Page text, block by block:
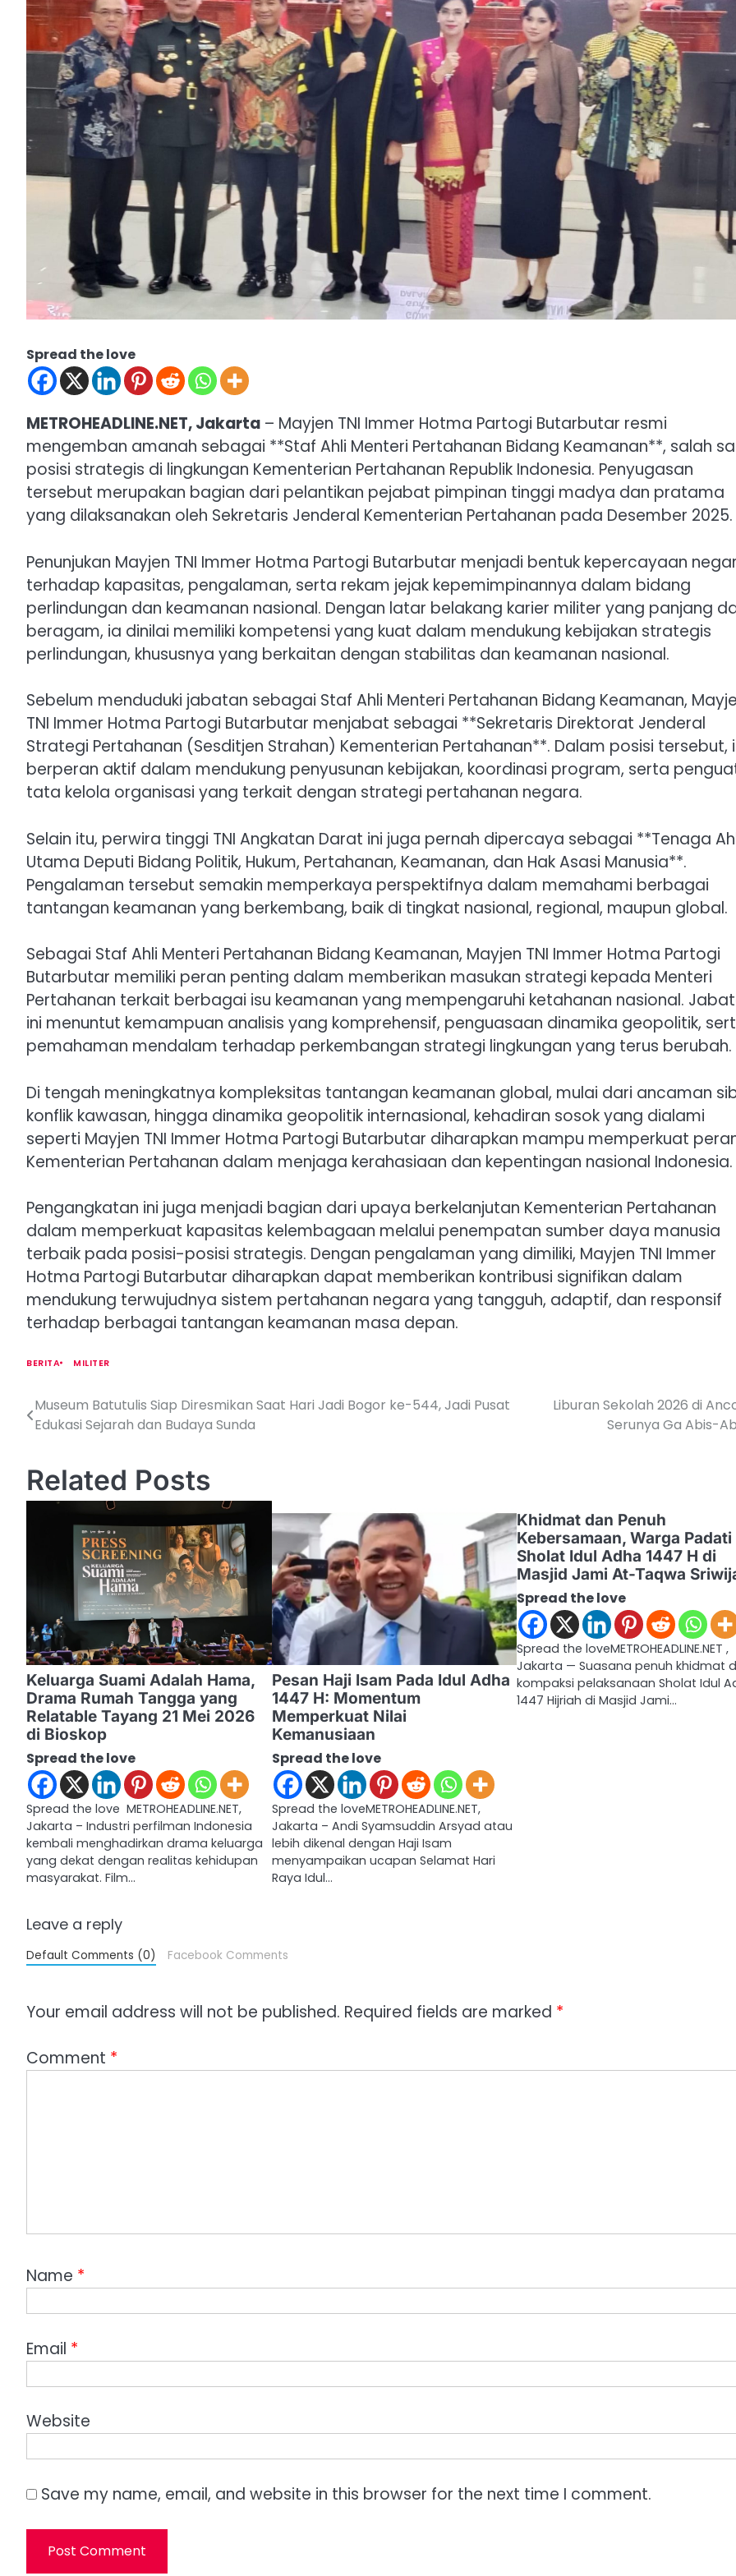
Spread the love
METROHEADLINE.NET, Jakarta – Mayjen TNI Immer Hotma Partogi Butarbutar resmi
mengemban amanah sebagai **Staf Ahli Menteri Pertahanan Bidang Keamanan**, salah
posisi strategis di lingkungan Kementerian Pertahanan Republik Indonesia. Penyugasan
tersebut merupakan bagian dari pelantikan pejabat pimpinan tinggi madya dan pratama
yang dilaksanakan oleh Sekretaris Jenderal Kementerian Pertahanan pada Desember 2025.
Penunjukan Mayjen TNI Immer Hotma Partogi Butarbutar menjadi bentuk kepercayaan
terhadap kapasitas, pengalaman, serta rekam jejak kepemimpinannya dalam bidang
perlindungan dan keamanan nasional. Dengan latar belakang karier militer yang panjang
beragam, ia dinilai memiliki kompetensi yang kuat dalam mendukung kebijakan strategis
perlindungan, khususnya yang berkaitan dengan stabilitas dan keamanan nasional.
Sebelum menduduki jabatan sebagai Staf Ahli Menteri Pertahanan Bidang Keamanan,
TNI Immer Hotma Partogi Butarbutar menjabat sebagai **Sekretaris Direktorat Jenderal
Strategi Pertahanan (Sesditjen Strahan) Kementerian Pertahanan**. Dalam posisi tersebut,
berperan aktif dalam mendukung penyusunan kebijakan, koordinasi program, serta
tata kelola organisasi yang terkait dengan strategi pertahanan negara.
Selain itu, perwira tinggi TNI Angkatan Darat ini juga pernah dipercaya sebagai **Tenaga
Utama Deputi Bidang Politik, Hukum, Pertahanan, Keamanan, dan Hak Asasi Manusia**.
Pengalaman tersebut semakin memperkaya perspektifnya dalam memahami berbagai
tantangan keamanan yang berkembang, baik di tingkat nasional, regional, maupun global.
Sebagai Staf Ahli Menteri Pertahanan Bidang Keamanan, Mayjen TNI Immer Hotma Partogi
Butarbutar memiliki peran penting dalam memberikan masukan strategi kepada Menteri
Pertahanan terkait berbagai isu keamanan yang mempengaruhi ketahanan nasional.
ini menuntut kemampuan analisis yang komprehensif, penguasaan dinamika geopolitik,
pemahaman mendalam terhadap perkembangan strategi lingkungan yang terus berubah.
Di tengah meningkatnya kompleksitas tantangan keamanan global, mulai dari ancaman
konflik kawasan, hingga dinamika geopolitik internasional, kehadiran sosok yang dialami
seperti Mayjen TNI Immer Hotma Partogi Butarbutar diharapkan mampu memperkuat
Kementerian Pertahanan dalam menjaga kerahasiaan dan kepentingan nasional Indonesia.
Pengangkatan ini juga menjadi bagian dari upaya berkelanjutan Kementerian Pertahanan
dalam memperkuat kapasitas kelembagaan melalui penempatan sumber daya manusia
terbaik pada posisi-posisi strategis. Dengan pengalaman yang dimiliki, Mayjen TNI Immer
Hotma Partogi Butarbutar diharapkan dapat memberikan kontribusi signifikan dalam
mendukung terwujudnya sistem pertahanan negara yang tangguh, adaptif, dan responsif
terhadap berbagai tantangan keamanan masa depan.
BERITA MILITER
P
s
t
g
a
t
i
o
n
Museum Batutulis Siap Diresmikan Saat Hari Jadi Bogor ke-544, Jadi Pusat
Edukasi Sejarah dan Budaya Sunda
Liburan Sekolah 2026 di
Serunya Ga Abis-
Related Posts
Keluarga Suami Adalah Hama,
Drama Rumah Tangga yang
Relatable Tayang 21 Mei 2026
di Bioskop
Spread the love
Spread the love METROHEADLINE.NET,
Jakarta – Industri perfilman Indonesia
kembali menghadirkan drama keluarga
yang dekat dengan realitas kehidupan
masyarakat. Film…
‎Pesan Haji Isam Pada Idul Adha
1447 H: Momentum
Memperkuat Nilai
Kemanusiaan
Spread the love
Spread the loveMETROHEADLINE.NET,
Jakarta – Andi Syamsuddin Arsyad atau
lebih dikenal dengan Haji Isam
menyampaikan ucapan Selamat Hari
Raya Idul…
Khidmat dan Penuh
Kebersamaan, Warga Padati
Sholat Idul Adha 1447 H di
Masjid Jami At-Taqwa
Spread the love
Spread the loveMETROHEADLINE.NET ,
Jakarta — Suasana penuh khidmat
kompaksi pelaksanaan Sholat Idul
1447 Hijriah di Masjid Jami…
Leave a reply
Default Comments (0) Facebook Comments
Your email address will not be published. Required fields are marked *
Comment *
Name *
Email *
Website
Save my name, email, and website in this browser for the next time I comment.